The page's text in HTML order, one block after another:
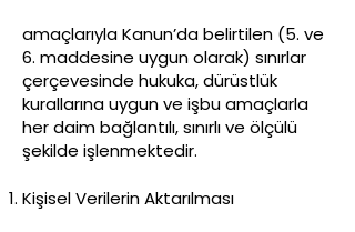
amaçlarıyla Kanun’da belirtilen (5. ve
6. maddesine uygun olarak) sınırlar
çerçevesinde hukuka, dürüstlük
kurallarına uygun ve işbu amaçlarla
her daim bağlantılı, sınırlı ve ölçülü
şekilde işlenmektedir.
Kişisel Verilerin Aktarılması